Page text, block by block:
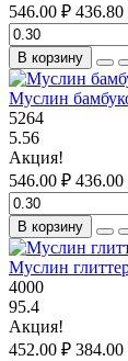
546.00 ₽ 436.80
В корзину
Муслин
5264
5.56
Акция!
546.00 ₽ 436.00
В корзину
Муслин
4000
95.4
Акция!
452.00 ₽ 384.00